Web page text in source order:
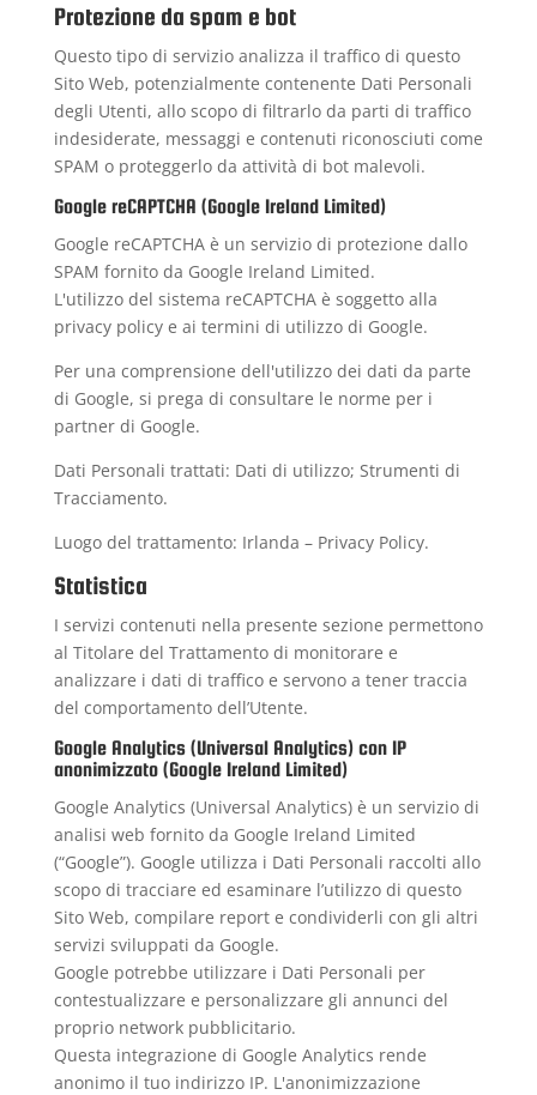
Protezione da spam e bot
Questo tipo di servizio analizza il traffico di questo
Sito Web, potenzialmente contenente Dati Personali
degli Utenti, allo scopo di filtrarlo da parti di traffico
indesiderate, messaggi e contenuti riconosciuti come
SPAM o proteggerlo da attività di bot malevoli.
Google reCAPTCHA (Google Ireland Limited)
Google reCAPTCHA è un servizio di protezione dallo
SPAM fornito da Google Ireland Limited.
L'utilizzo del sistema reCAPTCHA è soggetto alla
privacy policye ai termini di utilizzodi Google.
Per una comprensione dell'utilizzo dei dati da parte
di Google, si prega di consultare le norme per i
partner di Google.
Dati Personali trattati: Dati di utilizzo; Strumenti di
Tracciamento.
Luogo del trattamento: Irlanda – Privacy Policy.
Statistica
I servizi contenuti nella presente sezione permettono
al Titolare del Trattamento di monitorare e
analizzare i dati di traffico e servono a tener traccia
del comportamento dell’Utente.
Google Analytics (Universal Analytics) con IP
anonimizzato (Google Ireland Limited)
Google Analytics (Universal Analytics) è un servizio di
analisi web fornito da Google Ireland Limited
(“Google”). Google utilizza i Dati Personali raccolti allo
scopo di tracciare ed esaminare l’utilizzo di questo
Sito Web, compilare report e condividerli con gli altri
servizi sviluppati da Google.
Google potrebbe utilizzare i Dati Personali per
contestualizzare e personalizzare gli annunci del
proprio network pubblicitario.
Questa integrazione di Google Analytics rende
anonimo il tuo indirizzo IP. L'anonimizzazione